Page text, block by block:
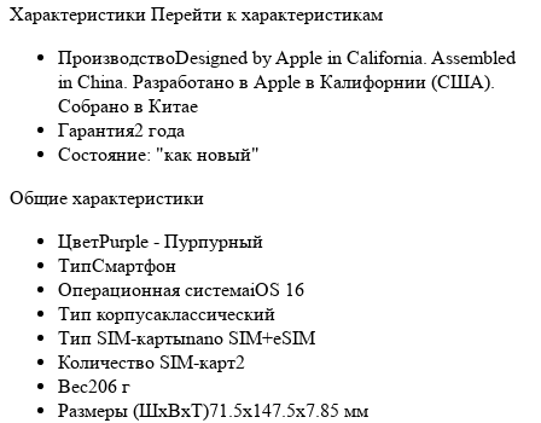
Характеристики Перейти к характеристикам
ПроизводствоDesigned by Apple in California. Assembled
in China. Разработано в Apple в Калифорнии (США).
Собрано в Китае
Гарантия2 года
Состояние: "как новый"
Общие характеристики
ЦветPurple - Пурпурный
ТипСмартфон
Операционная системаiOS 16
Тип корпусаклассический
Тип SIM-картыnano SIM+eSIM
Количество SIM-карт2
Вес206 г
Размеры (ШxВxТ)71.5x147.5x7.85 мм